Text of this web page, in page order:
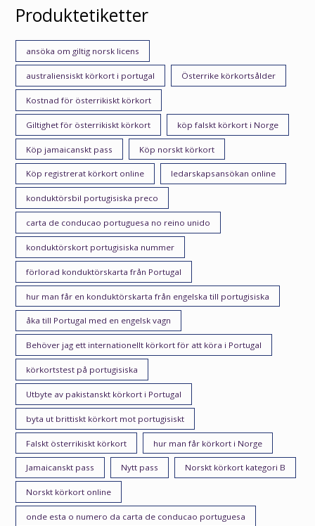
Produktetiketter
ansöka om giltig norsk licens
australiensiskt körkort i portugal Österrike körkortsålder
Kostnad för österrikiskt körkort
Giltighet för österrikiskt körkort köp falskt körkort i Norge
Köp jamaicanskt pass Köp norskt körkort
Köp registrerat körkort online ledarskapsansökan online
konduktörsbil portugisiska preco
carta de conducao portuguesa no reino unido
konduktörskort portugisiska nummer
förlorad konduktörskarta från Portugal
hur man får en konduktörskarta från engelska till portugisiska
åka till Portugal med en engelsk vagn
Behöver jag ett internationellt körkort för att köra i Portugal
körkortstest på portugisiska
Utbyte av pakistanskt körkort i Portugal
byta ut brittiskt körkort mot portugisiskt
Falskt österrikiskt körkort hur man får körkort i Norge
Jamaicanskt pass Nytt pass Norskt körkort kategori B
Norskt körkort online
onde esta o numero da carta de conducao portuguesa